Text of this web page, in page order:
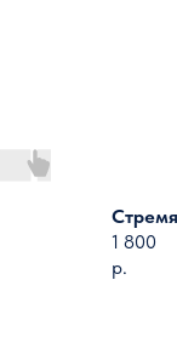
1 800
р.